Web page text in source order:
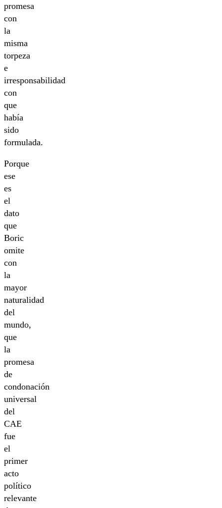
promesa
con
la
misma
torpeza
e
irresponsabilidad
con
que
había
sido
formulada.
Porque
ese
es
el
dato
que
Boric
omite
con
la
mayor
naturalidad
del
mundo,
que
la
promesa
de
condonación
universal
del
CAE
fue
el
primer
acto
político
relevante